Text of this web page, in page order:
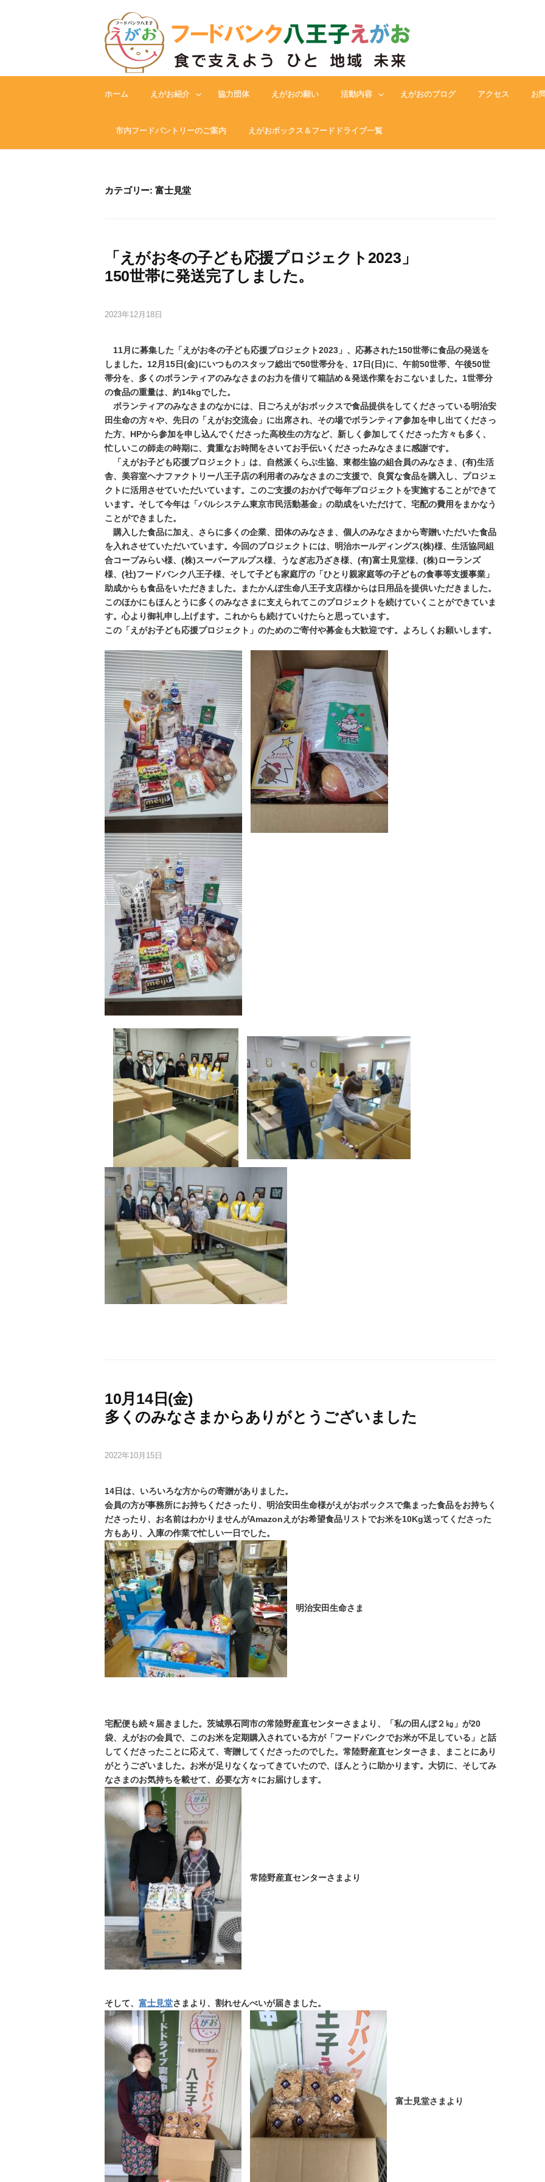
ホーム えがお紹介 協力団体 えがおの願い 活動内容 えがおのブログ アクセス お
市内フードパントリーのご案内 えがおボックス＆フードドライブ一覧
カテゴリー: 富士見堂
「えがお冬の子ども応援プロジェクト2023」
150世帯に発送完了しました。
2023年12月18日
11月に募集した「えがお冬の子ども応援プロジェクト2023」、応募された150世帯に食品の発送を
しました。12月15日(金)にいつものスタッフ総出で50世帯分を、17日(日)に、午前50世帯、午後50世
帯分を、多くのボランティアのみなさまのお力を借りて箱詰め＆発送作業をおこないました。1世帯分
の食品の重量は、約14kgでした。
ボランティアのみなさまのなかには、日ごろえがおボックスで食品提供をしてくださっている明治安
田生命の方々や、先日の「えがお交流会」に出席され、その場でボランティア参加を申し出てくださっ
た方、HPから参加を申し込んでくださった高校生の方など、新しく参加してくださった方々も多く、
忙しいこの師走の時期に、貴重なお時間をさいてお手伝いくださったみなさまに感謝です。
「えがお子ども応援プロジェクト」は、自然派くらぶ生協、東都生協の組合員のみなさま、(有)生活
舎、美容室ヘナファクトリー八王子店の利用者のみなさまのご支援で、良質な食品を購入し、プロジェ
クトに活用させていただいています。このご支援のおかげで毎年プロジェクトを実施することができて
います。そして今年は「パルシステム東京市民活動基金」の助成をいただけて、宅配の費用をまかなう
ことができました。
購入した食品に加え、さらに多くの企業、団体のみなさま、個人のみなさまから寄贈いただいた食品
を入れさせていただいています。今回のプロジェクトには、明治ホールディングス(株)様、生活協同組
合コープみらい様、(株)スーパーアルプス様、うなぎ志乃ざき様、(有)富士見堂様、(株)ローランズ
様、(社)フードバンク八王子様、そして子ども家庭庁の「ひとり親家庭等の子どもの食事等支援事業」
助成からも食品をいただきました。またかんぽ生命八王子支店様からは日用品を提供いただきました。
このほかにもほんとうに多くのみなさまに支えられてこのプロジェクトを続けていくことができていま
す。心より御礼申し上げます。これからも続けていけたらと思っています。
この「えがお子ども応援プロジェクト」のためのご寄付や募金も大歓迎です。よろしくお願いします。
10月14日(金)
多くのみなさまからありがとうございました
2022年10月15日
14日は、いろいろな方からの寄贈がありました。
会員の方が事務所にお持ちくださったり、明治安田生命様がえがおボックスで集まった食品をお持ちく
ださったり、お名前はわかりませんがAmazonえがお希望食品リストでお米を10Kg送ってくださった
方もあり、入庫の作業で忙しい一日でした。
明治安田生命さま
宅配便も続々届きました。茨城県石岡市の常陸野産直センターさまより、「私の田んぼ２㎏」が20
袋、えがおの会員で、このお米を定期購入されている方が「フードバンクでお米が不足している」と話
してくださったことに応えて、寄贈してくださったのでした。常陸野産直センターさま、まことにあり
がとうございました。お米が足りなくなってきていたので、ほんとうに助かります。大切に、そしてみ
なさまのお気持ちを載せて、必要な方々にお届けします。
常陸野産直センターさまより
そして、 富士見堂さまより、割れせんべいが届きました。
富士見堂さまより